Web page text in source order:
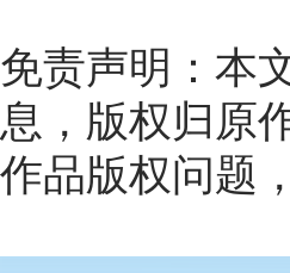
免责声明：本
息，版权归原
作品版权问题